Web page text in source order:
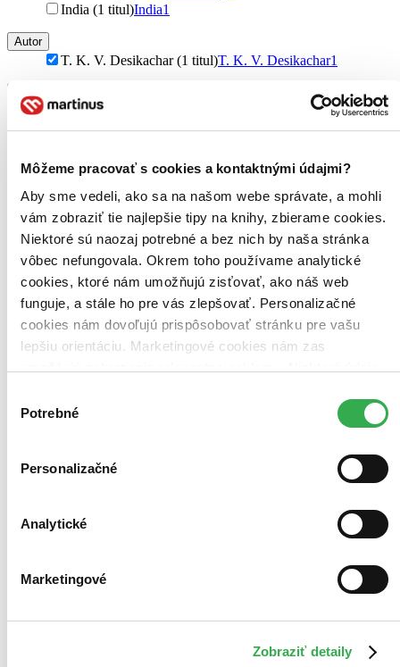
Môžeme pracovať s cookies a kontaktnými údajmi?
Aby sme vedeli, ako sa na našom webe správate, a mohli
vám zobraziť tie najlepšie tipy na knihy, zbierame cookies.
Niektoré sú naozaj potrebné a bez nich by naša stránka
vôbec nefungovala. Okrem toho používame analytické
cookies, ktoré nám umožňujú zisťovať, ako náš web
funguje, a stále ho pre vás zlepšovať. Personalizačné
cookies nám dovoľujú prispôsobovať stránku pre vašu
lepšiu orientáciu. Marketingové cookies nám zas
keby sme mohli používať všetky tieto cookies. Ďakujeme!
súhlasu
Potrebné
Personalizačné
Analytické
Marketingové
Zobraziť detaily
India (1 titul)India1
Autor
T. K. V. Desikachar (1 titul)T. K. V. Desikachar1
Sattva (1 titul)
brožovaná väzba (1 titul) brožovaná väzba 1
Zúžiť výber
Zoradiť
Bestsellery
Top hodnotené
Novinky
Autor T. K. V. Desikachar